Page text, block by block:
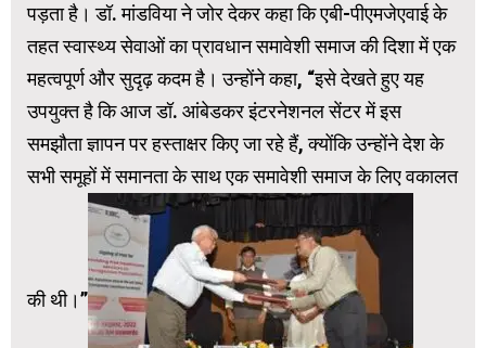
पड़ता है। डॉ. मांडविया ने जोर देकर कहा कि एबी-पीएमजेएवाई के
तहत स्वास्थ्य सेवाओं का प्रावधान समावेशी समाज की दिशा में एक
महत्वपूर्ण और सुदृढ़ कदम है। उन्होंने कहा, “इसे देखते हुए यह
उपयुक्त है कि आज डॉ. आंबेडकर इंटरनेशनल सेंटर में इस
समझौता ज्ञापन पर हस्ताक्षर किए जा रहे हैं, क्योंकि उन्होंने देश के
सभी समूहों में समानता के साथ एक समावेशी समाज के लिए वकालत
की थी।”